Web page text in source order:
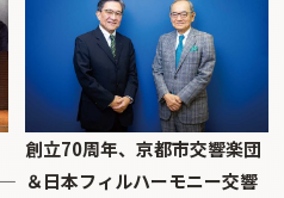
創立70周年、京都市交響楽団
＆日本フィルハーモニー交響